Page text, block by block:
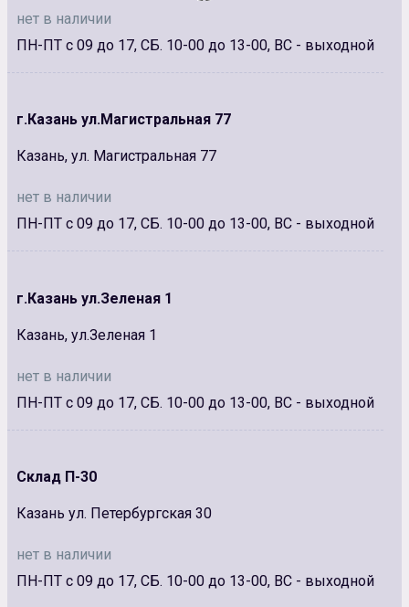
нет в наличии
ПН-ПТ с 09 до 17, СБ. 10-00 до 13-00, ВС - выходной
г.Казань ул.Магистральная 77
Казань, ул. Магистральная 77
нет в наличии
ПН-ПТ с 09 до 17, СБ. 10-00 до 13-00, ВС - выходной
г.Казань ул.Зеленая 1
Казань, ул.Зеленая 1
нет в наличии
ПН-ПТ с 09 до 17, СБ. 10-00 до 13-00, ВС - выходной
Склад П-30
Казань ул. Петербургская 30
нет в наличии
ПН-ПТ с 09 до 17, СБ. 10-00 до 13-00, ВС - выходной